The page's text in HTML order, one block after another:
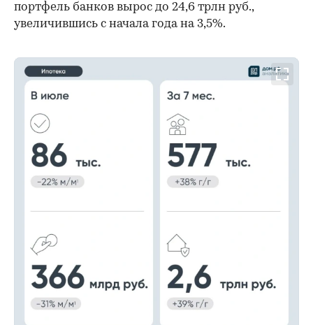
портфель банков вырос до 24,6 трлн руб.,
увеличившись с начала года на 3,5%.